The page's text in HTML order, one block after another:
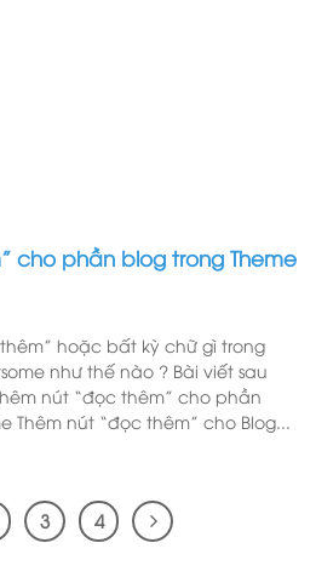
cho phần blog trong Theme
hoặc bất kỳ chữ gì trong
như thế nào ? Bài viết sau
nút “đọc thêm” cho phần
Thêm nút “đọc thêm” cho Blog...
3 4